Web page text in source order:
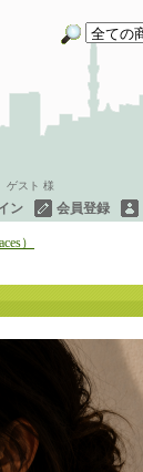
ゲスト 様
ン 会員登録
）